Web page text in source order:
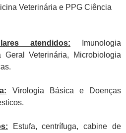
Veterinária e PPG Ciência
atendidos: Imunologia
Geral Veterinária, Microbiologia
Virologia Básica e Doenças
Estufa, centrífuga, cabine de